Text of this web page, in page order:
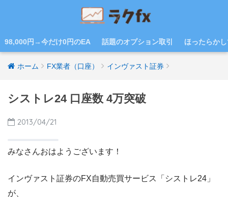
98,000円→今だけ0円のEA 話題のオプション取引 ほったらか
ホーム FX業者（口座） インヴァスト証券
シストレ24 口座数 4万突破
2013/04/21
みなさんおはようございます！
インヴァスト証券のFX自動売買サービス「シストレ24」
が、